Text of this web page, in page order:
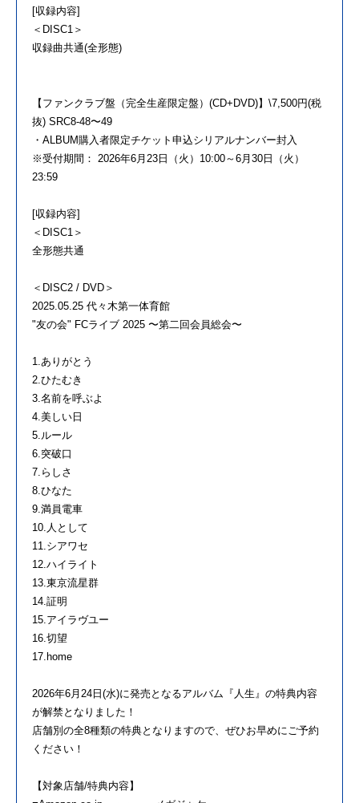
[収録内容]
＜DISC1＞
収録曲共通(全形態)
【ファンクラブ盤（完全生産限定盤）(CD+DVD)】\7,500円(税
抜) SRC8-48〜49
・ALBUM購入者限定チケット申込シリアルナンバー封入
※受付期間： 2026年6月23日（火）10:00～6月30日（火）
23:59
[収録内容]
＜DISC1＞
全形態共通
＜DISC2 / DVD＞
2025.05.25 代々木第一体育館
"友の会" FCライブ 2025 〜第二回会員総会〜
1.ありがとう
2.ひたむき
3.名前を呼ぶよ
4.美しい日
5.ルール
6.突破口
7.らしさ
8.ひなた
9.満員電車
10.人として
11.シアワセ
12.ハイライト
13.東京流星群
14.証明
15.アイラヴユー
16.切望
17.home
2026年6月24日(水)に発売となるアルバム『人生』の特典内容
が解禁となりました！
店舗別の全8種類の特典となりますので、ぜひお早めにご予約
ください！
【対象店舗/特典内容】